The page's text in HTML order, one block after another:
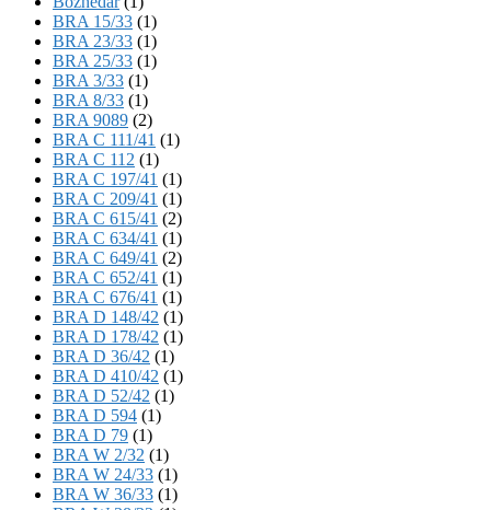
BRA 15/33 (1)
BRA 23/33 (1)
BRA 25/33 (1)
BRA 3/33 (1)
BRA 8/33 (1)
BRA 9089 (2)
BRA C 111/41 (1)
BRA C 112 (1)
BRA C 197/41 (1)
BRA C 209/41 (1)
BRA C 615/41 (2)
BRA C 634/41 (1)
BRA C 649/41 (2)
BRA C 652/41 (1)
BRA C 676/41 (1)
BRA D 148/42 (1)
BRA D 178/42 (1)
BRA D 36/42 (1)
BRA D 410/42 (1)
BRA D 52/42 (1)
BRA D 594 (1)
BRA D 79 (1)
BRA W 2/32 (1)
BRA W 24/33 (1)
BRA W 36/33 (1)